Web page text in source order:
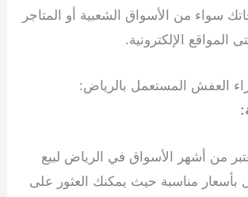
سواء من الأسواق الشعبية أو المتاجر
المواقع الإلكترونية.
العفش المستعمل بالرياض:
من أشهر الأسواق في الرياض لبيع
بأسعار مناسبة حيث يمكنك العثور على